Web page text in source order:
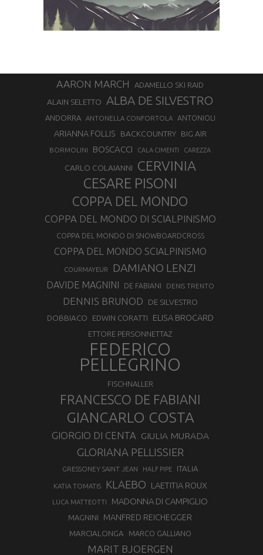
AARON MARCH ADAMELLO SKI RAID
ALAIN SELETTO ALBA DE SILVESTRO
ANDORRA ANTONELLA CONFORTOLA ANTONIOLI
ARIANNA FOLLIS BACKCOUNTRY BIG AIR
BORMOLINI BOSCACCI CALA CIMENTI CAREZZA
CARLO COLAIANNI CERVINIA
CESARE PISONI
COPPA DEL MONDO
COPPA DEL MONDO DI SCIALPINISMO
COPPA DEL MONDO DI SNOWBOARDCROSS
COPPA DEL MONDO SCIALPINISMO
COURMAYEUR DAMIANO LENZI
DAVIDE MAGNINI DE FABIANI DENIS TRENTO
DENNIS BRUNOD DE SILVESTRO
DOBBIACO EDWIN CORATTI ELISA BROCARD
ETTORE PERSONNETTAZ
FEDERICO
PELLEGRINO
FISCHNALLER
FRANCESCO DE FABIANI
GIANCARLO COSTA
GIORGIO DI CENTA GIULIA MURADA
GLORIANA PELLISSIER
GRESSONEY SAINT JEAN HALF PIPE ITALIA
KATIA TOMATIS KLAEBO LAETITIA ROUX
LUCA MATTEOTTI MADONNA DI CAMPIGLIO
MAGNINI MANFRED REICHEGGER
MARCIALONGA MARCO GALLIANO
MARIT BJOERGEN